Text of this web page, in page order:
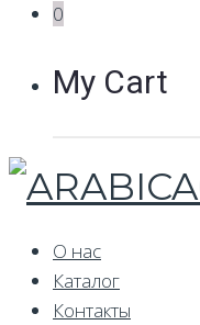
0
My Cart
О нас
Каталог
Контакты